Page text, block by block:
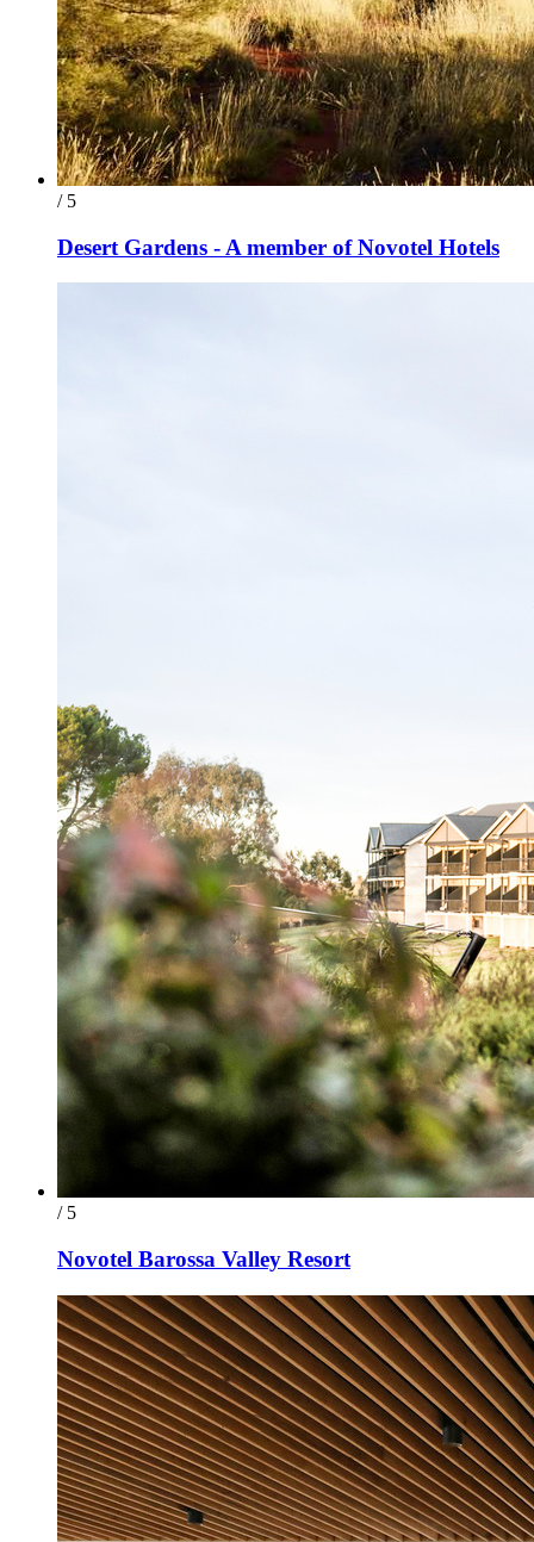
/ 5
Desert Gardens - A member of Novotel Hotels
/ 5
Novotel Barossa Valley Resort